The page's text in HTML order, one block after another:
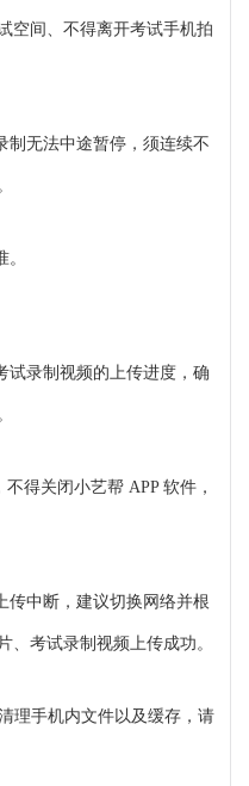
空间、不得离开考试手机拍
制无法中途暂停，须连续不
试录制视频的上传进度，确
得关闭小艺帮 APP 软件，
传中断，建议切换网络并根
、考试录制视频上传成功。
理手机内文件以及缓存，请